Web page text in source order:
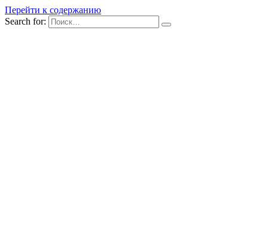
Перейти к содержанию
Search for: